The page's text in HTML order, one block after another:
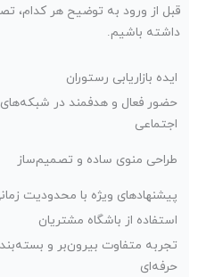
قبل از ورود به توضیح هر کدام،
داشته باشیم.
ایده بازاریابی رستوران
حضور فعال و هدفمند در شبکه‌های
اجتماعی
طراحی منوی ساده و تصمیم‌ساز
پیشنهادهای ویژه با محدودیت
استفاده از باشگاه مشتریان
تجربه متفاوت بیرون‌بر و
حرفه‌ای